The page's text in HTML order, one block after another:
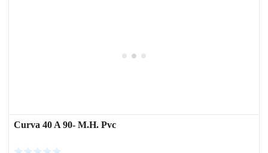
Curva 40 A 90- M.H. Pvc